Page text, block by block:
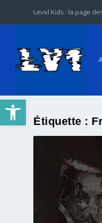
Ouvrir la barre d’outils
Level Kids : la page
Étiquette :